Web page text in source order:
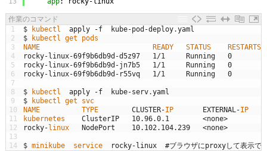
作業のコマンド
1
2
3
4
5
6
7
8
9
10
11
12
13
14
$ kubectl apply -f kube-pod -deploy.yaml
$
kubectl get pods
NAME
READY STATUS
rocky- linux-69f9b6db9d -d5z97 1/1 Running
0
rocky- linux-69f9b6db9d -jn7b5 1/1 Running
0
rocky- linux-69f9b6db9d - r55vq 1/1 Running 0
$ kubectl apply -f kube-serv.yaml
$
kubectl get svc
NAME TYPE CLUSTER-IP EXTERNAL-IP
kubernetes ClusterIP 10.96.0.1 <none>
rocky- linux NodePort 10.102.104.239 <none>
$ minikube service rocky- linux #ブラウザにproxyして表示で